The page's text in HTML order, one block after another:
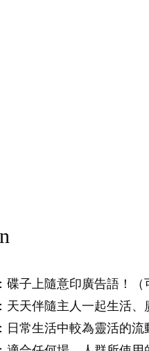
碟子上隨意印廣告語！（
天天伴隨主人一起生活、
日常生活中較為靈活的流